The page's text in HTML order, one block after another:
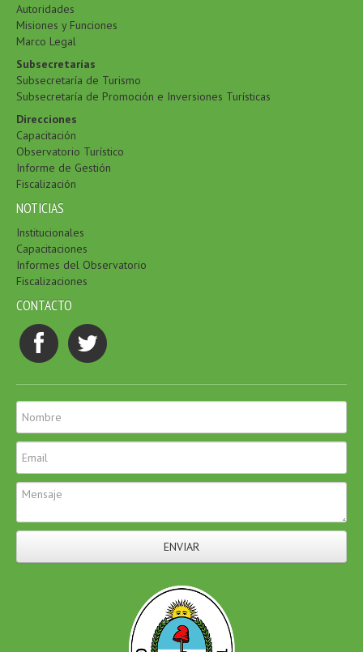
Autoridades
Misiones y Funciones
Marco Legal
Subsecretarías
Subsecretaría de Turismo
Subsecretaría de Promoción e Inversiones Turísticas
Direcciones
Capacitación
Observatorio Turístico
Informe de Gestión
Fiscalización
NOTICIAS
Institucionales
Capacitaciones
Informes del Observatorio
Fiscalizaciones
CONTACTO
ENVIAR